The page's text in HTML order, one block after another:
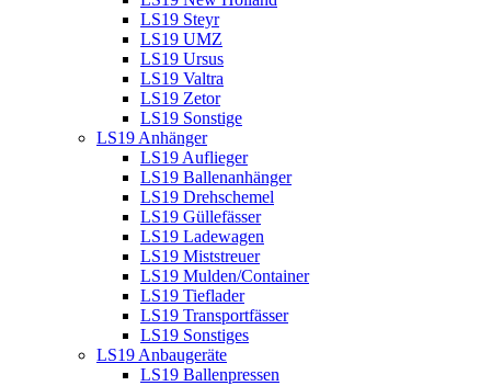
LS19 Steyr
LS19 UMZ
LS19 Ursus
LS19 Valtra
LS19 Zetor
LS19 Sonstige
LS19 Anhänger
LS19 Auflieger
LS19 Ballenanhänger
LS19 Drehschemel
LS19 Güllefässer
LS19 Ladewagen
LS19 Miststreuer
LS19 Mulden/Container
LS19 Tieflader
LS19 Transportfässer
LS19 Sonstiges
LS19 Anbaugeräte
LS19 Ballenpressen